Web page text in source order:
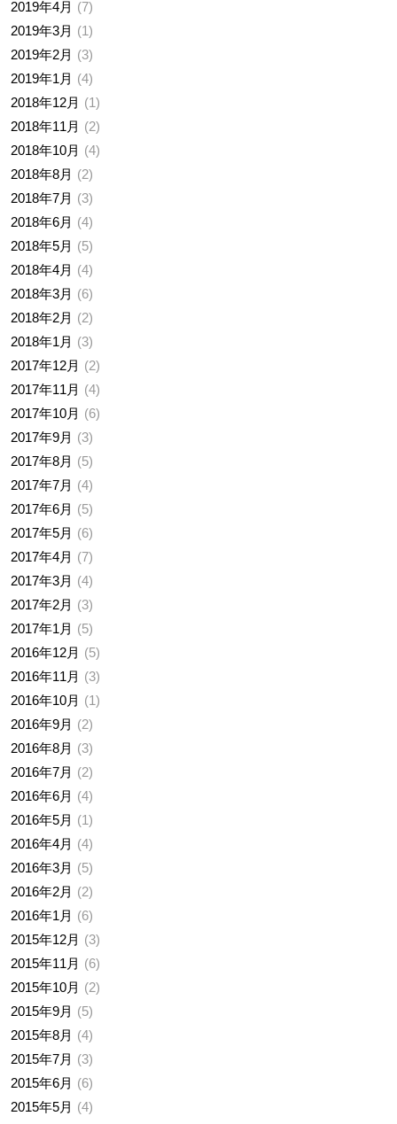
2019年4月
7
2019年3月
1
2019年2月
3
2019年1月
4
2018年12月
1
2018年11月
2
2018年10月
4
2018年8月
2
2018年7月
3
2018年6月
4
2018年5月
5
2018年4月
4
2018年3月
6
2018年2月
2
2018年1月
3
2017年12月
2
2017年11月
4
2017年10月
6
2017年9月
3
2017年8月
5
2017年7月
4
2017年6月
5
2017年5月
6
2017年4月
7
2017年3月
4
2017年2月
3
2017年1月
5
2016年12月
5
2016年11月
3
2016年10月
1
2016年9月
2
2016年8月
3
2016年7月
2
2016年6月
4
2016年5月
1
2016年4月
4
2016年3月
5
2016年2月
2
2016年1月
6
2015年12月
3
2015年11月
6
2015年10月
2
2015年9月
5
2015年8月
4
2015年7月
3
2015年6月
6
2015年5月
4